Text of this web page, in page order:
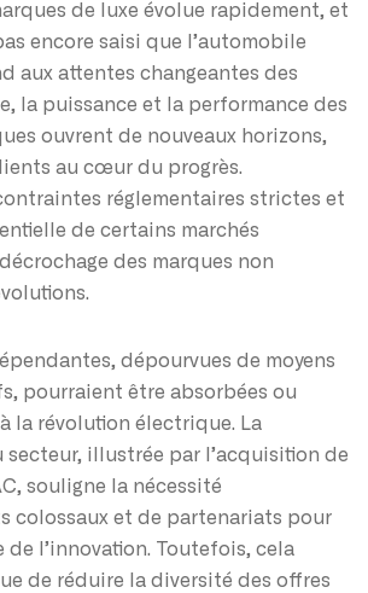
de luxe évolue rapidement, et
encore saisi que l’automobile
aux attentes changeantes des
la puissance et la performance des
ouvrent de nouveaux horizons,
au cœur du progrès.
réglementaires strictes et
de certains marchés
des marques non
dépourvues de moyens
pourraient être absorbées ou
la révolution électrique. La
illustrée par l’acquisition de
souligne la nécessité
colossaux et de partenariats pour
de l’innovation. Toutefois, cela
de réduire la diversité des offres